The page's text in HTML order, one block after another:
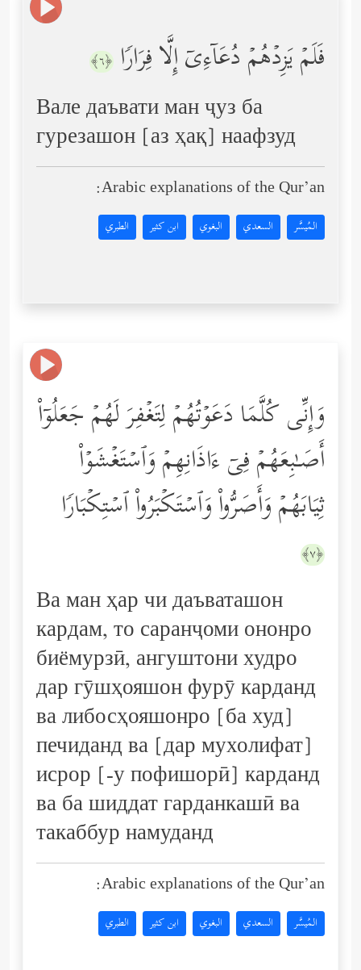
فَلَمۡ یَزِدۡهُمۡ دُعَاۤءِیۤ إِلَّا فِرَارࣰا ﴿٦﴾
Вале даъвати ман ҷуз ба
гурезашон [аз ҳақ] наафзуд
Arabic explanations of the Qur’an:
المُيسَّر السعدي البغوي ابن كثير الطبري
وَإِنِّی كُلَّمَا دَعَوۡتُهُمۡ لِتَغۡفِرَ لَهُمۡ جَعَلُوۤاْ
أَصَـٰبِعَهُمۡ فِیۤ ءَاذَانِهِمۡ وَٱسۡتَغۡشَوۡاْ
ثِیَابَهُمۡ وَأَصَرُّواْ وَٱسۡتَكۡبَرُواْ ٱسۡتِكۡبَارࣰا
﴿٧﴾
Ва ман ҳар чи даъваташон
кардам, то саранҷоми ононро
биёмурзӣ, ангуштони худро
дар гӯшҳояшон фурӯ карданд
ва либосҳояшонро [ба худ]
печиданд ва [дар мухолифат]
исрор [-у пофишорӣ] карданд
ва ба шиддат гарданкашӣ ва
такаббур намуданд
Arabic explanations of the Qur’an:
المُيسَّر السعدي البغوي ابن كثير الطبري